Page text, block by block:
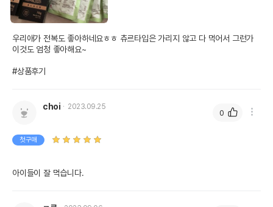
우리애가 전복도 좋아하네요ㅎㅎ 츄르타입은 가리지 않고 다 먹어서 그런가
이것도 엄청 좋아해요~
#상품후기
choi 2023.09.25
첫구매
아이들이 잘 먹습니다.
0